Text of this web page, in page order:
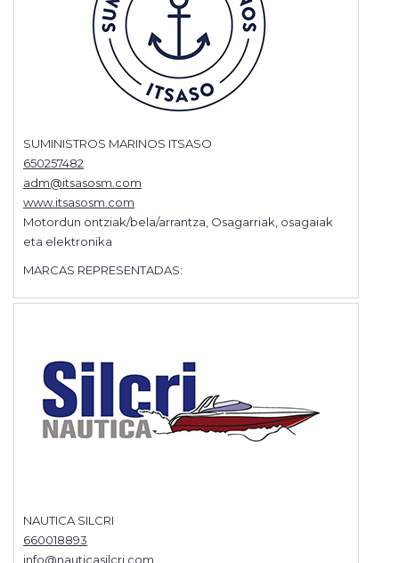
SUMINISTROS MARINOS ITSASO
650257482
adm@itsasosm.com
www.itsasosm.com
Motordun ontziak/bela/arrantza, Osagarriak, osagaiak
eta elektronika
MARCAS REPRESENTADAS:
NAUTICA SILCRI
660018893
info@nauticasilcri.com